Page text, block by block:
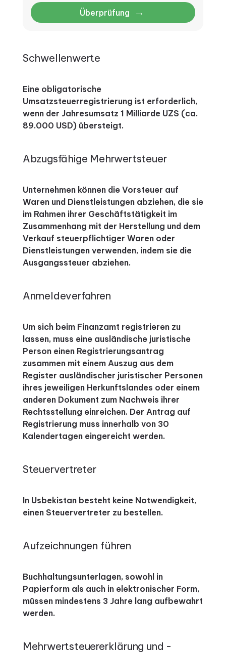
Überprüfung →
Schwellenwerte
Eine obligatorische
Umsatzsteuerregistrierung ist erforderlich,
wenn der Jahresumsatz 1 Milliarde UZS (ca.
89.000 USD) übersteigt.
Abzugsfähige Mehrwertsteuer
Unternehmen können die Vorsteuer auf
Waren und Dienstleistungen abziehen, die sie
im Rahmen ihrer Geschäftstätigkeit im
Zusammenhang mit der Herstellung und dem
Verkauf steuerpflichtiger Waren oder
Dienstleistungen verwenden, indem sie die
Ausgangssteuer abziehen.
Anmeldeverfahren
Um sich beim Finanzamt registrieren zu
lassen, muss eine ausländische juristische
Person einen Registrierungsantrag
zusammen mit einem Auszug aus dem
Register ausländischer juristischer Personen
ihres jeweiligen Herkunftslandes oder einem
anderen Dokument zum Nachweis ihrer
Rechtsstellung einreichen. Der Antrag auf
Registrierung muss innerhalb von 30
Kalendertagen eingereicht werden.
Steuervertreter
In Usbekistan besteht keine Notwendigkeit,
einen Steuervertreter zu bestellen.
Aufzeichnungen führen
Buchhaltungsunterlagen, sowohl in
Papierform als auch in elektronischer Form,
müssen mindestens 3 Jahre lang aufbewahrt
werden.
Mehrwertsteuererklärung und -